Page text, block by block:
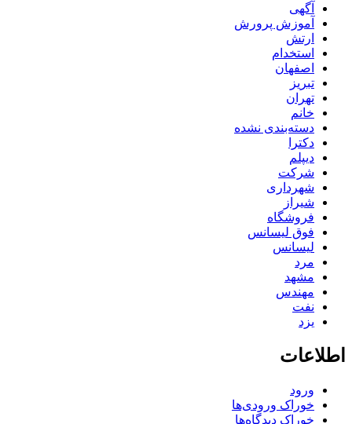
آگهی
آموزش پرورش
ارتش
استخدام
اصفهان
تبریز
تهران
خانم
دسته‌بندی نشده
دکترا
دیپلم
شرکت
شهرداری
شیراز
فروشگاه
فوق لیسانس
لیسانس
مرد
مشهد
مهندس
نفت
یزد
اطلاعات
ورود
خوراک ورودی‌ها
خوراک دیدگاه‌ها